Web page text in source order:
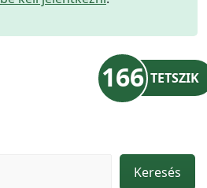
166 TETSZIK
Keresés